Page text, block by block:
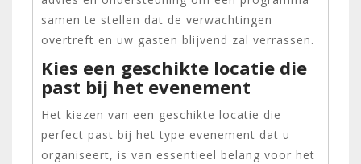
samen te stellen dat de verwachtingen
overtreft en uw gasten blijvend zal verrassen.
Kies een geschikte locatie die
past bij het evenement
Het kiezen van een geschikte locatie die
perfect past bij het type evenement dat u
organiseert, is van essentieel belang voor het